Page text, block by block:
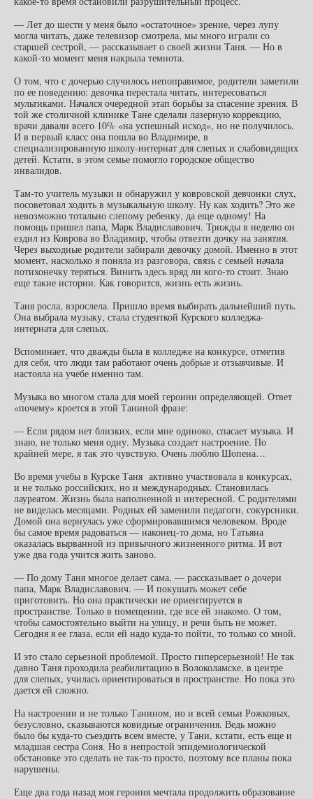
— Лет до шести у меня было «остаточное» зрение, через лупу
могла читать, даже телевизор смотрела, мы много играли со
старшей сестрой, — рассказывает о своей жизни Таня. — Но в
какой-то момент меня накрыла темнота.
О том, что с дочерью случилось непоправимое, родители заметили
по ее поведению: девочка перестала читать, интересоваться
мультиками. Начался очередной этап борьбы за спасение зрения. В
той же столичной клинике Тане сделали лазерную коррекцию,
врачи давали всего 10% «на успешный исход», но не получилось.
И в первый класс она пошла во Владимире, в
специализированную школу-интернат для слепых и слабовидящих
детей. Кстати, в этом семье помогло городское общество
инвалидов.
Там-то учитель музыки и обнаружил у ковровской девчонки слух,
посоветовал ходить в музыкальную школу. Ну как ходить? Это же
невозможно тотально слепому ребенку, да еще одному! На
помощь пришел папа, Марк Владиславович. Трижды в неделю он
ездил из Коврова во Владимир, чтобы отвезти дочку на занятия.
Через выходные родители забирали девочку домой. Именно в этот
момент, насколько я поняла из разговора, связь с семьей начала
потихонечку теряться. Винить здесь вряд ли кого-то стоит. Знаю
еще такие истории. Как говорится, жизнь есть жизнь.
Таня росла, взрослела. Пришло время выбирать дальнейший путь.
Она выбрала музыку, стала студенткой Курского колледжа-
интерната для слепых.
Вспоминает, что дважды была в колледже на конкурсе, отметив
для себя, что люди там работают очень добрые и отзывчивые. И
настояла на учебе именно там.
Музыка во многом стала для моей героини определяющей. Ответ
«почему» кроется в этой Таниной фразе:
— Если рядом нет близких, если мне одиноко, спасает музыка. И
знаю, не только меня одну. Музыка создает настроение. По
крайней мере, я так это чувствую. Очень люблю Шопена…
Во время учебы в Курске Таня активно участвовала в конкурсах,
и не только российских, но и международных. Становилась
лауреатом. Жизнь была наполненной и интересной. С родителями
не виделась месяцами. Родных ей заменили педагоги, сокурсники.
Домой она вернулась уже сформировавшимся человеком. Вроде
бы самое время радоваться — наконец-то дома, но Татьяна
оказалась вырванной из привычного жизненного ритма. И вот
уже два года учится жить заново.
— По дому Таня многое делает сама, — рассказывает о дочери
папа, Марк Владиславович. — И покушать может себе
приготовить. Но она практически не ориентируется в
пространстве. Только в помещении, где все ей знакомо. О том,
чтобы самостоятельно выйти на улицу, и речи быть не может.
Сегодня я ее глаза, если ей надо куда-то пойти, то только со мной.
И это стало серьезной проблемой. Просто гиперсерьезной! Не так
давно Таня проходила реабилитацию в Волоколамске, в центре
для слепых, училась ориентироваться в пространстве. Но пока это
дается ей сложно.
На настроении и не только Танином, но и всей семьи Рожковых,
безусловно, сказываются ковидные ограничения. Ведь можно
было бы куда-то съездить всем вместе, у Тани, кстати, есть еще и
младшая сестра Соня. Но в непростой эпидемиологической
обстановке это сделать не так-то просто, поэтому все планы пока
нарушены.
Еще два года назад моя героиня мечтала продолжить образование